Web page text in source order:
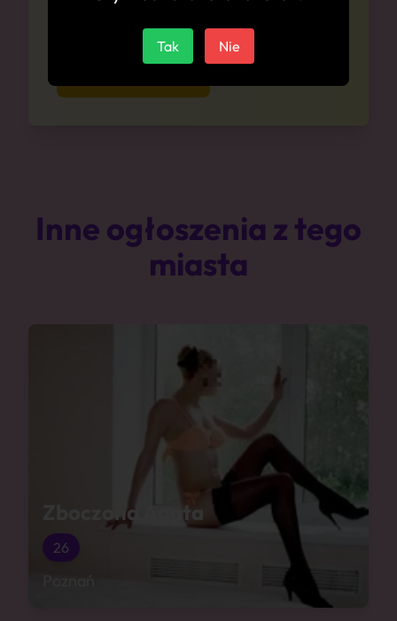
Inne ogłoszenia z tego
miasta
Zboczona Agata
26
Tak Nie